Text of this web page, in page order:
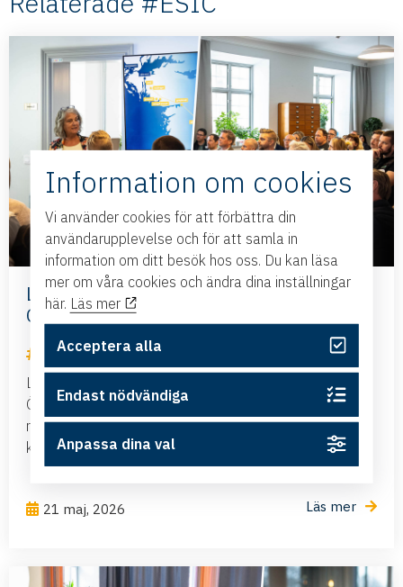
Lokal och regional kompetens behövs för
Ostlänken
ESIC
Lokal och regional kompetens stod i centrum när
Östsvenska Handelskammaren samlade ESIC-
medlemmar, Infrakraft, Trafikverket och Nyköpings
kommun till en fullsatt...
21 maj, 2026 Läs mer
Information om cookies
Vi använder cookies för att förbättra din
användarupplevelse och för att samla in
information om ditt besök hos oss. Du kan läsa
mer om våra cookies och ändra dina inställningar
här. Läs mer
Acceptera alla
Endast nödvändiga
Anpassa dina val